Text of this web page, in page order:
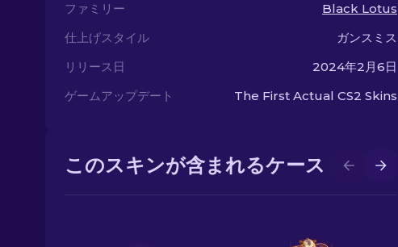
ファミリー
Black Lotus
仕上げスタイル
ガンスミス
リリース日
2024年2月6日
ゲームアップデート
The First Actual CS2 Skins
このスキンが含まれるケース